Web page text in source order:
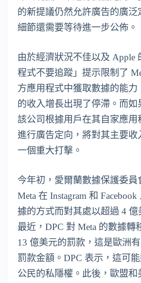
的新提議仍然允許廣告的廣泛
細節還需要等待進一步公佈。
由於經濟狀況不佳以及 Apple
程式不要追蹤」提示限制了
方應用程式中獲取數據的能力
的收入增長出現了停滯。而如
該公司根據用戶在其自家應用
進行廣告定向，將對其主要收
一個重大打擊。
今年初，愛爾蘭數據保護委員
Meta 在 Instagram 和
據的方式而對其處以超過 4 億
最近，DPC 對 Meta 的數據轉
13 億美元的罰款，這是歐洲
罰款金額。DPC 表示，這可
公民的私隱權。此後，歐盟和